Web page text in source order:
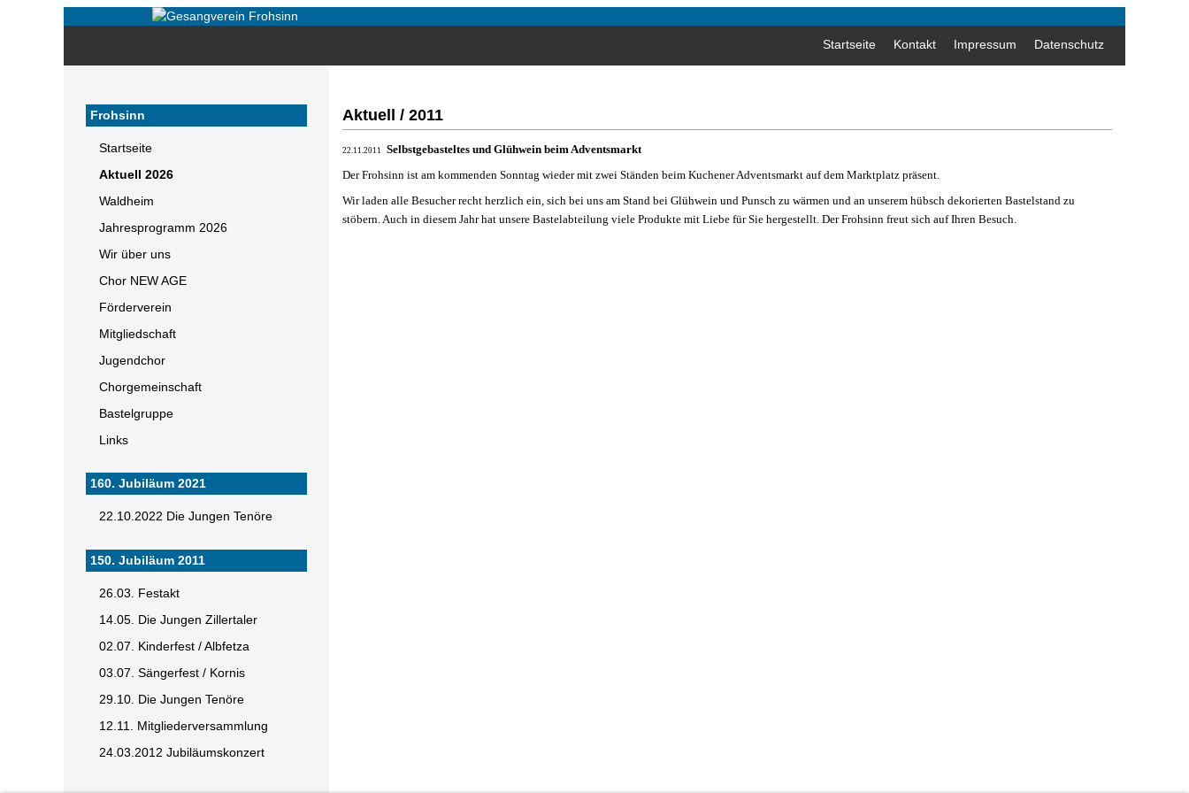
Startseite Kontakt Impressum Datenschutz
Frohsinn
Startseite
Aktuell 2026
Waldheim
Jahresprogramm 2026
Wir über uns
Chor NEW AGE
Förderverein
Mitgliedschaft
Jugendchor
Chorgemeinschaft
Bastelgruppe
Links
160. Jubiläum 2021
22.10.2022 Die Jungen Tenöre
150. Jubiläum 2011
26.03. Festakt
14.05. Die Jungen Zillertaler
02.07. Kinderfest / Albfetza
03.07. Sängerfest / Kornis
29.10. Die Jungen Tenöre
12.11. Mitgliederversammlung
24.03.2012 Jubiläumskonzert
Aktuell / 2011
22.11.2011 Selbstgebasteltes und Glühwein beim Adventsmarkt
Der Frohsinn ist am kommenden Sonntag wieder mit zwei Ständen beim Kuchener Adventsmarkt auf dem Marktplatz präsent.
Wir laden alle Besucher recht herzlich ein, sich bei uns am Stand bei Glühwein und Punsch zu wärmen und an unserem hübsch dekorierten Bastelstand zu
stöbern. Auch in diesem Jahr hat unsere Bastelabteilung viele Produkte mit Liebe für Sie hergestellt. Der Frohsinn freut sich auf Ihren Besuch.